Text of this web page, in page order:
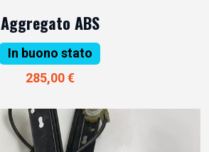
Aggregato ABS
In buono stato
285,00 €